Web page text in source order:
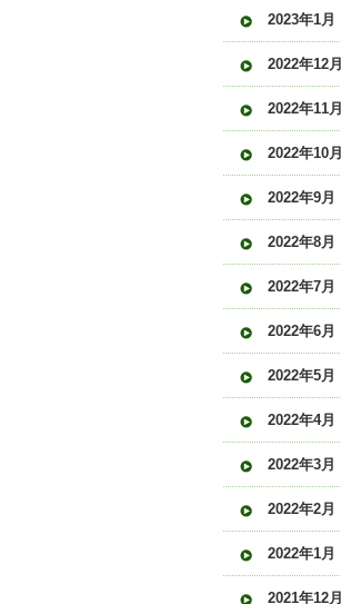
2023年1月
2022年12月
2022年11月
2022年10月
2022年9月
2022年8月
2022年7月
2022年6月
2022年5月
2022年4月
2022年3月
2022年2月
2022年1月
2021年12月